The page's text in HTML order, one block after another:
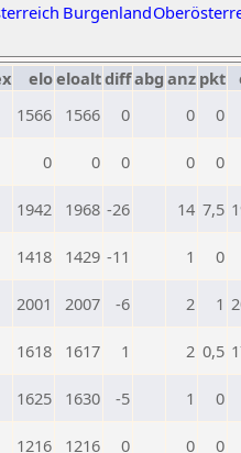
Burgenland
eloeloaltdiffabg anz pkt
1566 1566 0 0 0
0 0 0 0 0
1942 1968 -26 14 7,5
1418 1429 -11 1 0
2001 2007 -6 2 1
1618 1617 1 2 0,5
1625 1630 -5 1 0
1216 1216 0 0 0